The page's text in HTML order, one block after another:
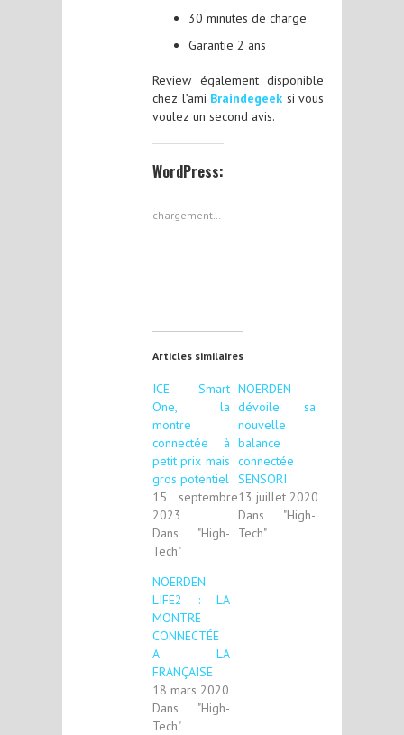
30 minutes de charge
Garantie 2 ans
Review également disponible
chez l’ami Braindegeek si vous
voulez un second avis.
WordPress:
chargement…
Articles similaires
ICE Smart
One, la
montre
connectée à
petit prix mais
gros potentiel
15 septembre
2023
Dans "High-
Tech"
NOERDEN
dévoile sa
nouvelle
balance
connectée
SENSORI
13 juillet 2020
Dans "High-
Tech"
NOERDEN
LIFE2 : LA
MONTRE
CONNECTÉE
A LA
FRANÇAISE
18 mars 2020
Dans "High-
Tech"